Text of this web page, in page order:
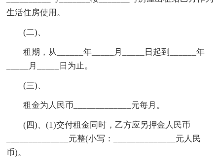
生活住房使用。
(二)、
租期，从______年_____月_____日起到______年
_____月_____日为止。
(三)、
租金为人民币_____________元每月。
(四)、(1)交付租金同时，乙方应另押金人民币
______________元整(小写：______________元人民
币)。